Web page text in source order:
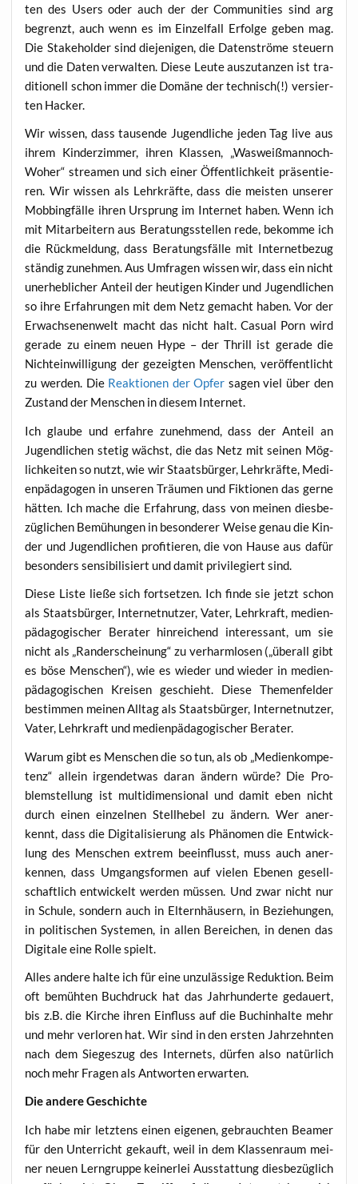
ten des Users oder auch der der Com­mu­ni­ties sind arg
begrenzt, auch wenn es im Ein­zel­fall Erfol­ge geben mag.
Die Stake­hol­der sind die­je­ni­gen, die Daten­strö­me steu­ern
und die Daten ver­wal­ten. Die­se Leu­te aus­zu­tan­zen ist tra­
di­tio­nell schon immer die Domä­ne der tech­nisch(!) ver­sier­
ten Hacker.
Wir wis­sen, dass tau­sen­de Jugend­li­che jeden Tag live aus
ihrem Kin­der­zim­mer, ihren Klas­sen, „Was­weiß­man­noch-
Woher“ strea­men und sich einer Öffent­lich­keit prä­sen­tie­
ren. Wir wis­sen als Lehr­kräf­te, dass die meis­ten unse­rer
Mob­bing­fäl­le ihren Ursprung im Inter­net haben. Wenn ich
mit Mit­ar­bei­tern aus Bera­tungs­stel­len rede, bekom­me ich
die Rück­mel­dung, dass Bera­tungs­fäl­le mit Inter­net­be­zug
stän­dig zuneh­men. Aus Umfra­gen wis­sen wir, dass ein nicht
uner­heb­li­cher Anteil der heu­ti­gen Kin­der und Jugend­li­chen
so ihre Erfah­run­gen mit dem Netz gemacht haben. Vor der
Erwach­se­nen­welt macht das nicht halt. Casu­al Porn wird
gera­de zu einem neu­en Hype – der Thrill ist gera­de die
Nicht­ein­wil­li­gung der gezeig­ten Men­schen, ver­öf­fent­licht
zu wer­den. Die Reak­tio­nen der Opfer sagen viel über den
Zustand der Men­schen in die­sem Internet.
Ich glau­be und erfah­re zuneh­mend, dass der Anteil an
Jugend­li­chen ste­tig wächst, die das Netz mit sei­nen Mög­
lich­kei­ten so nutzt, wie wir Staats­bür­ger, Lehr­kräf­te, Medi­
en­päd­ago­gen in unse­ren Träu­men und Fik­tio­nen das ger­ne
hät­ten. Ich mache die Erfah­rung, dass von mei­nen dies­be­
züg­li­chen Bemü­hun­gen in beson­de­rer Wei­se genau die Kin­
der und Jugend­li­chen pro­fi­tie­ren, die von Hau­se aus dafür
beson­ders sen­si­bi­li­siert und damit pri­vi­le­giert sind.
Die­se Lis­te lie­ße sich fort­set­zen. Ich fin­de sie jetzt schon
als Staats­bür­ger, Inter­net­nut­zer, Vater, Lehr­kraft, medi­en­
päd­ago­gi­scher Bera­ter hin­rei­chend inter­es­sant, um sie
nicht als „Rand­er­schei­nung“ zu ver­harm­lo­sen („über­all gibt
es böse Men­schen“), wie es wie­der und wie­der in medi­en­
päd­ago­gi­schen Krei­sen geschieht. Die­se The­men­fel­der
bestim­men mei­nen All­tag als Staats­bür­ger, Inter­net­nut­zer,
Vater, Lehr­kraft und medi­en­päd­ago­gi­scher Berater.
War­um gibt es Men­schen die so tun, als ob „Medi­en­kom­pe­
tenz“ allein irgend­et­was dar­an ändern wür­de? Die Pro­
blem­stel­lung ist mul­ti­di­men­sio­nal und damit eben nicht
durch einen ein­zel­nen Stell­he­bel zu ändern. Wer aner­
kennt, dass die Digi­ta­li­sie­rung als Phä­no­men die Ent­wick­
lung des Men­schen extrem beein­flusst, muss auch aner­
ken­nen, dass Umgangs­for­men auf vie­len Ebe­nen gesell­
schaft­lich ent­wi­ckelt wer­den müs­sen. Und zwar nicht nur
in Schu­le, son­dern auch in Eltern­häu­sern, in Bezie­hun­gen,
in poli­ti­schen Sys­te­men, in allen Berei­chen, in denen das
Digi­ta­le eine Rol­le spielt.
Alles ande­re hal­te ich für eine unzu­läs­si­ge Reduk­ti­on. Beim
oft bemüh­ten Buch­druck hat das Jahr­hun­der­te gedau­ert,
bis z.B. die Kir­che ihren Ein­fluss auf die Buch­in­hal­te mehr
und mehr ver­lo­ren hat. Wir sind in den ers­ten Jahr­zehn­ten
nach dem Sie­ges­zug des Inter­nets, dür­fen also natür­lich
noch mehr Fra­gen als Ant­wor­ten erwarten.
Die ande­re Geschichte
Ich habe mir letz­tens einen eige­nen, gebrauch­ten Bea­mer
für den Unter­richt gekauft, weil in dem Klas­sen­raum mei­
ner neu­en Lern­grup­pe kei­ner­lei Aus­stat­tung dies­be­züg­lich